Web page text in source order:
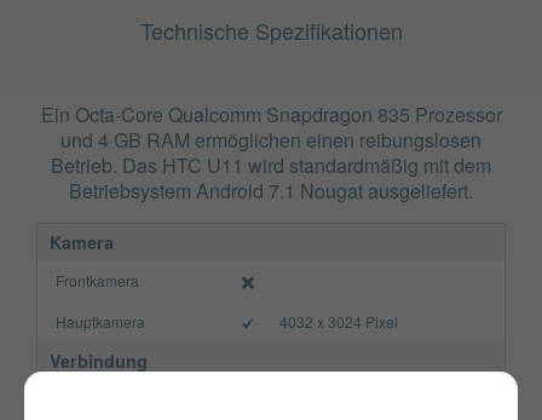
Technische Spezifikationen
Ein Octa-Core Qualcomm Snapdragon 835 Prozessor
und 4 GB RAM ermöglichen einen reibungslosen
Betrieb. Das HTC U11 wird standardmäßig mit dem
Betriebsystem Android 7.1 Nougat ausgeliefert.
Kamera
Frontkamera
Hauptkamera
4032 x 3024 Pixel
Verbindung